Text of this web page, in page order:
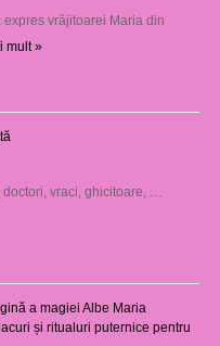
expres vrăjitoarei Maria din
mult »
vraci, ghicitoare, …
a magiei Albe Maria
și ritualuri puternice pentru